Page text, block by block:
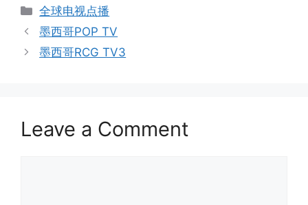
Categories
全球电视点播
墨西哥POP TV
墨西哥RCG TV3
Leave a Comment